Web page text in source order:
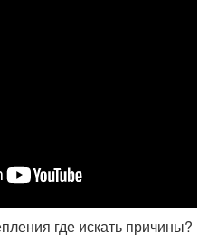
где искать причины?